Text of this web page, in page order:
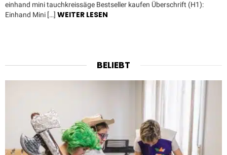
einhand mini tauchkreissäge Bestseller kaufen Überschrift (H1):
Einhand Mini […] WEITER LESEN
BELIEBT